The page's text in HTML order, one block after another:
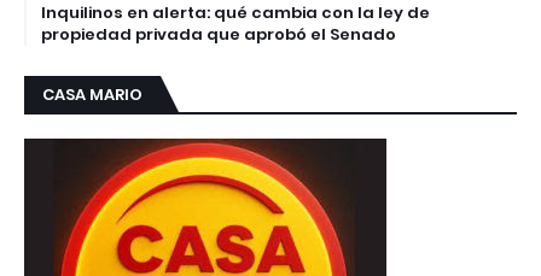
Inquilinos en alerta: qué cambia con la ley de
propiedad privada que aprobó el Senado
CASA MARIO